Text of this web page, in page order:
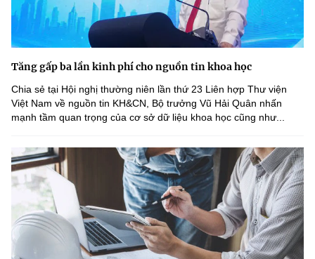
Tăng gấp ba lần kinh phí cho nguồn tin khoa học
Chia sẻ tại Hội nghị thường niên lần thứ 23 Liên hợp Thư viện
Việt Nam về nguồn tin KH&CN, Bộ trưởng Vũ Hải Quân nhấn
mạnh tầm quan trọng của cơ sở dữ liệu khoa học cũng như...